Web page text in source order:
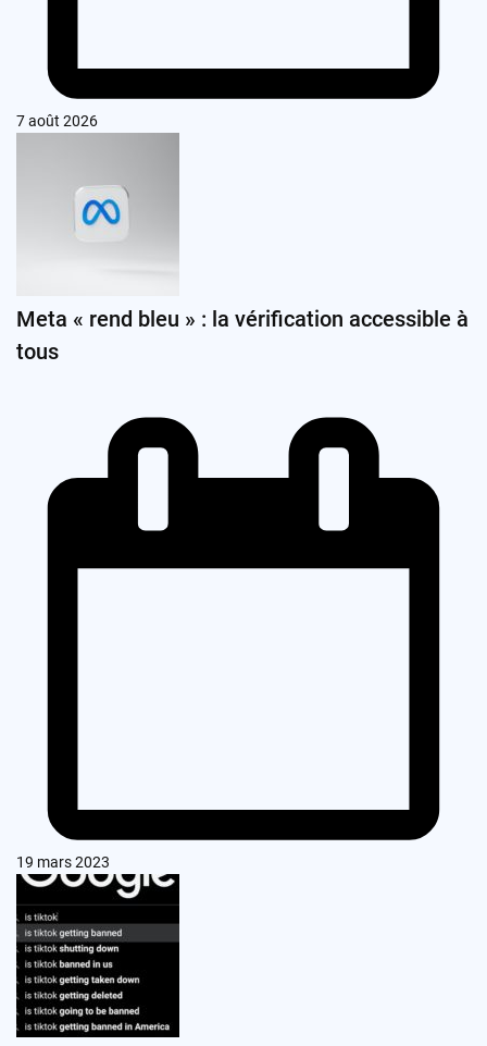
7 août 2026
Meta « rend bleu » : la vérification accessible à
tous
19 mars 2023